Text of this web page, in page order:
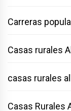
Carreras
Casas rurales
casas rurales
Casas Rurales